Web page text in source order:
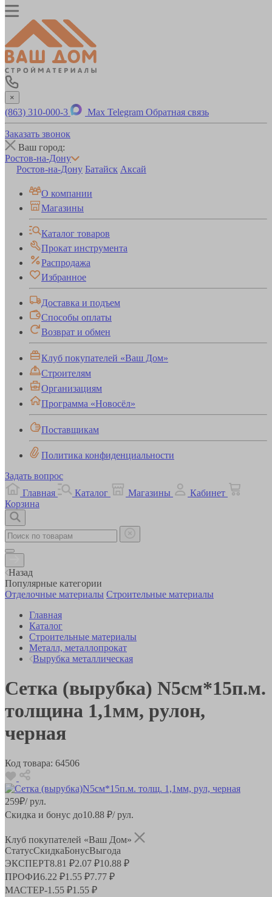
×
(863) 310-000-3 Max Telegram Обратная связь
Заказать звонок
Ваш город:
Ростов-на-Дону
Ростов-на-Дону Батайск Аксай
О компании
Магазины
Каталог товаров
Прокат инструмента
Распродажа
Избранное
Доставка и подъем
Способы оплаты
Возврат и обмен
Клуб покупателей «Ваш Дом»
Строителям
Организациям
Программа «Новосёл»
Поставщикам
Политика конфиденциальности
Задать вопрос
Главная
Каталог Магазины
Кабинет
Корзина
Назад
Популярные категории
Отделочные материалы Строительные материалы
Главная
Каталог
Строительные материалы
Металл, металлопрокат
Вырубка металлическая
Сетка (вырубка) N5см*15п.м.
толщина 1,1мм, рулон,
черная
Код товара: 64506
259₽/ рул.
Скидка и бонус до10.88 ₽/ рул.
Клуб покупателей «Ваш Дом»
СтатусСкидкаБонусВыгода
ЭКСПЕРТ8.81 ₽2.07 ₽10.88 ₽
ПРОФИ6.22 ₽1.55 ₽7.77 ₽
МАСТЕР-1.55 ₽1.55 ₽